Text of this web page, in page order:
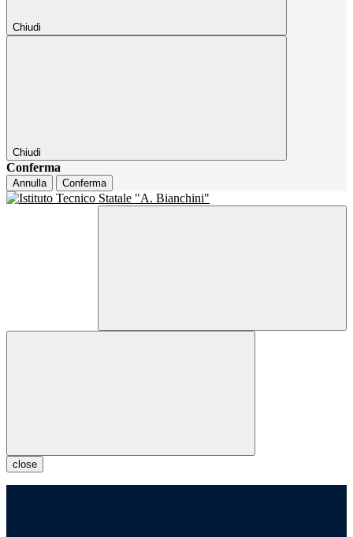
Chiudi
Chiudi
Conferma
Annulla Conferma
close